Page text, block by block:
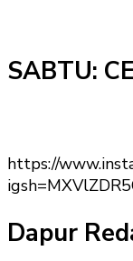
SABTU:
https://
Dapur